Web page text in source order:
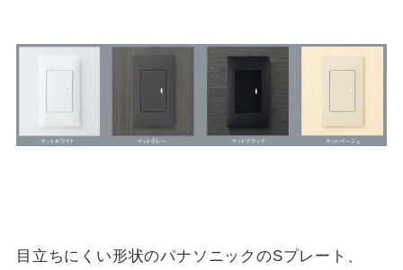
目立ちにくい形状のパナソニックのSプレート、